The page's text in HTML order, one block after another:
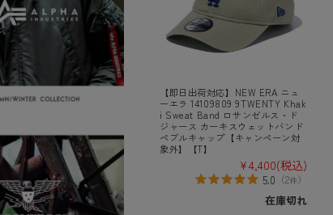
【即日出荷対応】NEW ERA ニュ
ーエラ 14109809 9TWENTY Khak
i Sweat Band ロサンゼルス・ド
ジャース カーキスウェットバンド
ペブルキャップ【キャンペーン対
象外】【T】
¥4,400(税込)
5.0 （2件）
在庫切れ